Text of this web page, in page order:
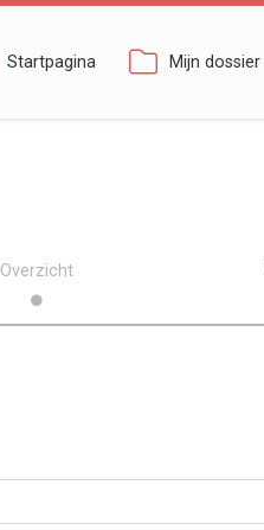
Startpagina Mijn dossier
Overzicht